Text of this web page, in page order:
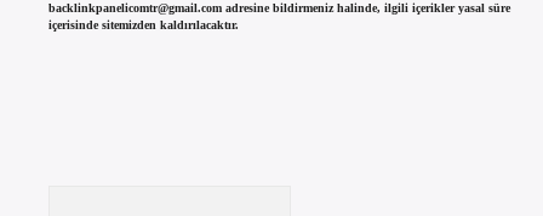
backlinkpanelicomtr@gmail.com adresine bildirmeniz halinde, ilgili içerikler yasal süre
içerisinde sitemizden kaldırılacaktır.